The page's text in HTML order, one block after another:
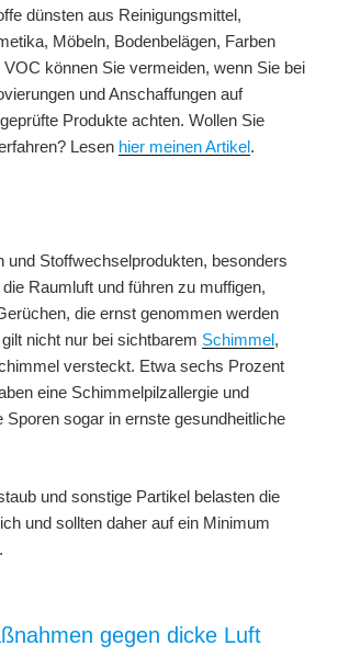
dünsten aus Reinigungsmittel,
Möbeln, Bodenbelägen, Farben
VOC können Sie vermeiden, wenn Sie bei
und Anschaffungen auf
Produkte achten. Wollen Sie
Lesen hier meinen Artikel.
und Stoffwechselprodukten, besonders
Raumluft und führen zu muffigen,
die ernst genommen werden
nicht nur bei sichtbarem Schimmel,
versteckt. Etwa sechs Prozent
eine Schimmelpilzallergie und
Sporen sogar in ernste gesundheitliche
und sonstige Partikel belasten die
und sollten daher auf ein Minimum
gegen dicke Luft